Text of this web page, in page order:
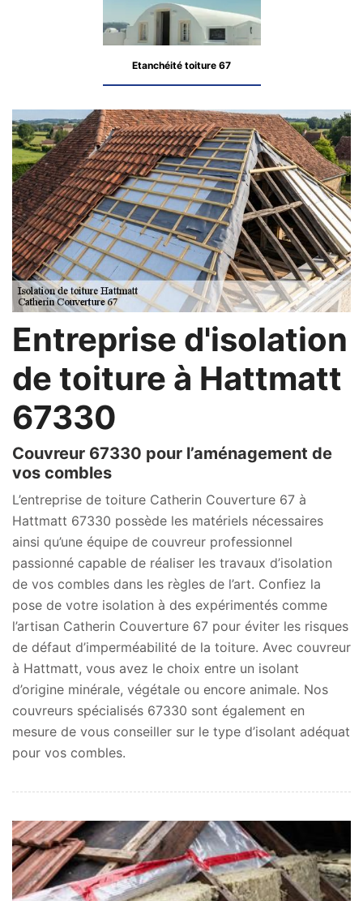
Etanchéité toiture 67
Entreprise d'isolation
de toiture à Hattmatt
67330
Couvreur 67330 pour l’aménagement de
vos combles
L’entreprise de toiture Catherin Couverture 67 à
Hattmatt 67330 possède les matériels nécessaires
ainsi qu’une équipe de couvreur professionnel
passionné capable de réaliser les travaux d’isolation
de vos combles dans les règles de l’art. Confiez la
pose de votre isolation à des expérimentés comme
l’artisan Catherin Couverture 67 pour éviter les risques
de défaut d’imperméabilité de la toiture. Avec couvreur
à Hattmatt, vous avez le choix entre un isolant
d’origine minérale, végétale ou encore animale. Nos
couvreurs spécialisés 67330 sont également en
mesure de vous conseiller sur le type d’isolant adéquat
pour vos combles.